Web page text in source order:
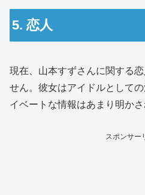
5. 恋人
現在、山本すずさんに関する
せん。彼女はアイドルとして
イベートな情報はあまり明かさ
スポンサー